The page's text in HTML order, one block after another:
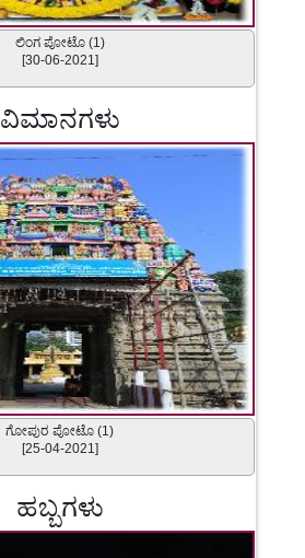
ಲಿಂಗ ಪೋಟೊ (1)
[30-06-2021]
ವಿಮಾನಗಳು
ಗೋಪುರ ಪೋಟೊ (1)
[25-04-2021]
ಹಬ್ಬಗಳು